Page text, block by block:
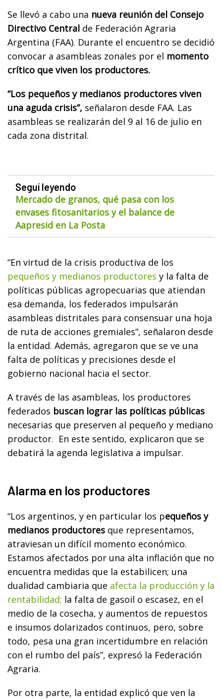
Se llevó a cabo una nueva reunión del Consejo
Directivo Central de Federación Agraria
Argentina (FAA). Durante el encuentro se decidió
convocar a asambleas zonales por el momento
crítico que viven los productores.
“Los pequeños y medianos productores viven
una aguda crisis”, señalaron desde FAA. Las
asambleas se realizarán del 9 al 16 de julio en
cada zona distrital.
Seguí leyendo
Mercado de granos, qué pasa con los
envases fitosanitarios y el balance de
Aapresid en La Posta
“En virtud de la crisis productiva de los
pequeños y medianos productores y la falta de
políticas públicas agropecuarias que atiendan
esa demanda, los federados impulsarán
asambleas distritales para consensuar una hoja
de ruta de acciones gremiales”, señalaron desde
la entidad. Además, agregaron que se ve una
falta de políticas y precisiones desde el
gobierno nacional hacia el sector.
A través de las asambleas, los productores
federados buscan lograr las políticas públicas
necesarias que preserven al pequeño y mediano
productor. En este sentido, explicaron que se
debatirá la agenda legislativa a impulsar.
Alarma en los productores
“Los argentinos, y en particular los pequeños y
medianos productores que representamos,
atraviesan un difícil momento económico.
Estamos afectados por una alta inflación que no
encuentra medidas que la estabilicen; una
dualidad cambiaria que afecta la producción y la
rentabilidad; la falta de gasoil o escasez, en el
medio de la cosecha, y aumentos de repuestos
e insumos dolarizados continuos, pero, sobre
todo, pesa una gran incertidumbre en relación
con el rumbo del país”, expresó la Federación
Agraria.
Por otra parte, la entidad explicó que ven la